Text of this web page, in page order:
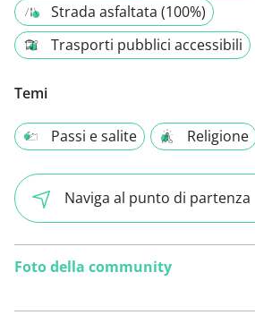
Strada asfaltata (100%)
Trasporti pubblici accessibili
Temi
Passi e salite Religione
Naviga al punto di partenza
Foto della community